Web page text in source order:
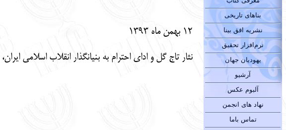
بناهای تاریخی
نشریه افق بینا
نرم‌افزار تحقیق
یهودیان جهان
آرشیو
آلبوم عکس
نهاد های انجمن
تماس باما
12 بهمن ماه 1393
نثار تاج گل و ادای احترام به بنیانگذار انقلاب اسلامی